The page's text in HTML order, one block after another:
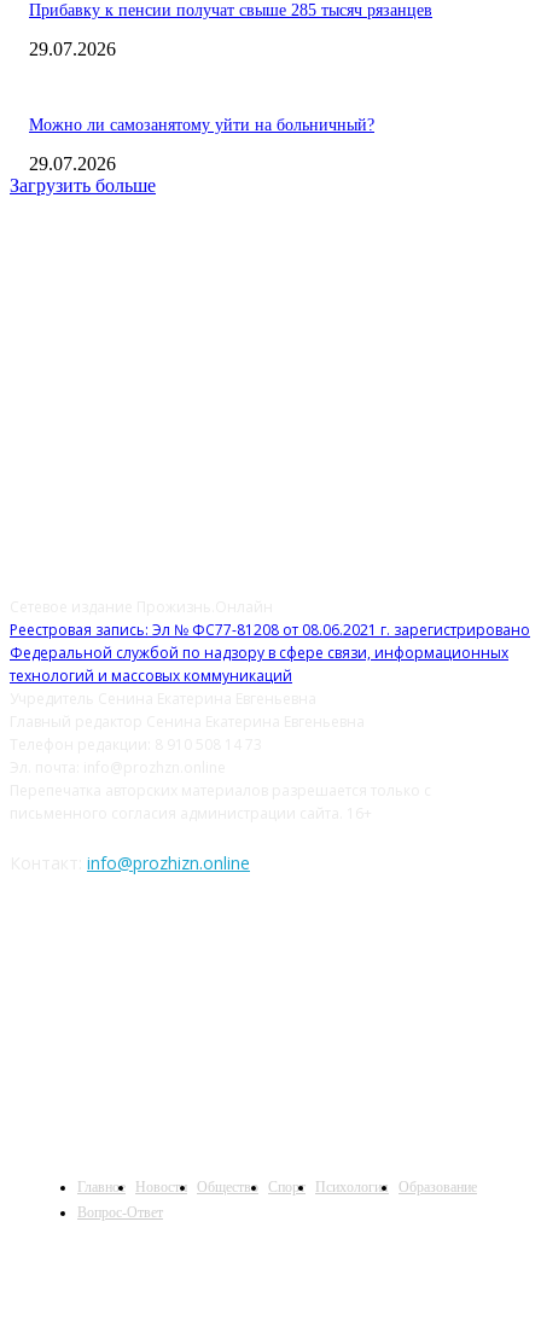
Прибавку к пенсии получат свыше 285 тысяч рязанцев
29.07.2026
Можно ли самозанятому уйти на больничный?
29.07.2026
Загрузить больше
Реестровая запись: Эл № ФС77-81208 от 08.06.2021 г. зарегистрировано
Федеральной службой по надзору в сфере связи, информационных
технологий и массовых коммуникаций
info@prozhizn.online
Главное Новости Общество Спорт Психология
Образование
Вопрос-Ответ